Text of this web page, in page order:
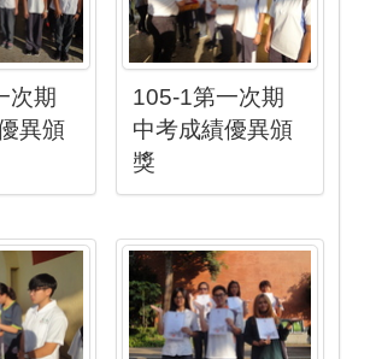
次期
異頒
105-1第一次期
中考成績優異頒
獎